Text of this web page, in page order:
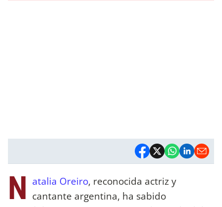
N atalia Oreiro, reconocida actriz y
cantante argentina, ha sabido